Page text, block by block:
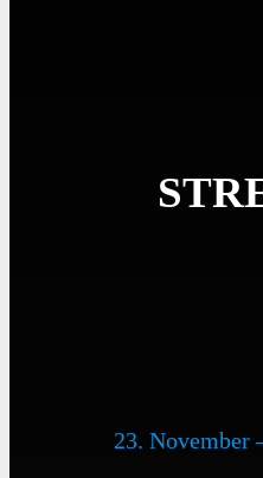
23. November